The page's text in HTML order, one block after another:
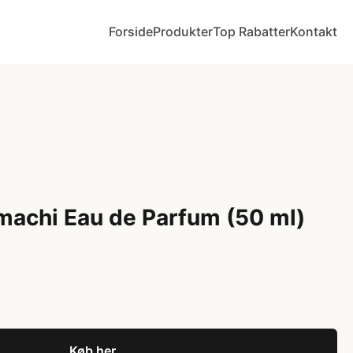
ForsideProdukterTop RabatterKontakt
Eau de Parfum (50 ml)